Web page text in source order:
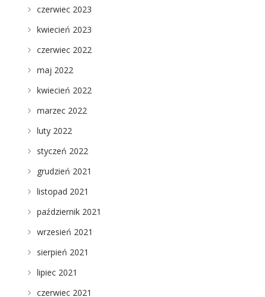
czerwiec 2023
kwiecień 2023
czerwiec 2022
maj 2022
kwiecień 2022
marzec 2022
luty 2022
styczeń 2022
grudzień 2021
listopad 2021
październik 2021
wrzesień 2021
sierpień 2021
lipiec 2021
czerwiec 2021